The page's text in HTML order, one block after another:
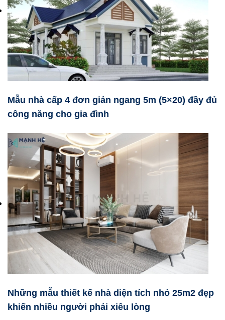
Mẫu nhà cấp 4 đơn giản ngang 5m (5×20) đầy đủ
công năng cho gia đình
Những mẫu thiết kế nhà diện tích nhỏ 25m2 đẹp
khiến nhiều người phải xiêu lòng